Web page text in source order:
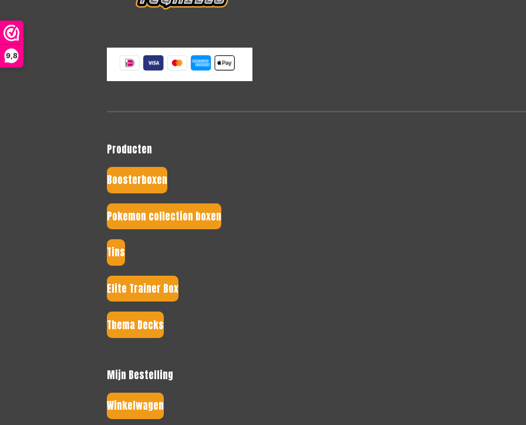
9,8
Producten
Boosterboxen
Pokemon collection boxen
Tins
Elite Trainer Box
Thema Decks
Mijn Bestelling
Winkelwagen